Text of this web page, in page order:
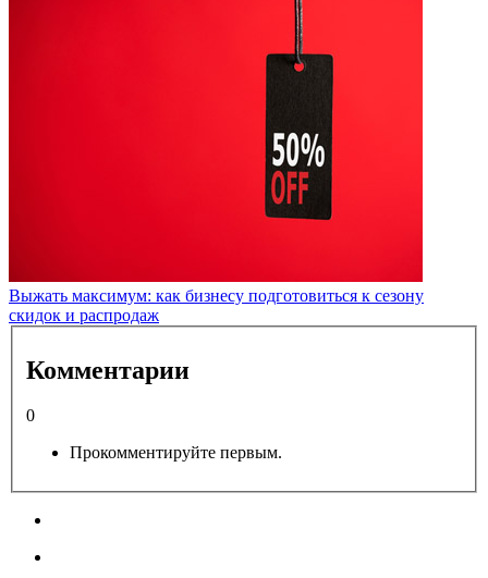
Выжать максимум: как бизнесу подготовиться к сезону
скидок и распродаж
Комментарии
0
Прокомментируйте первым.